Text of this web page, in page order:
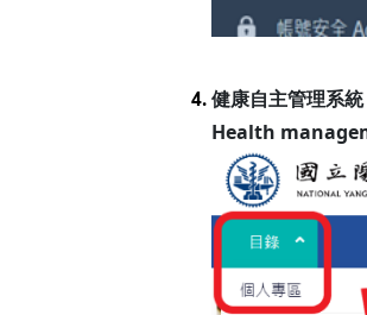
4. 健康自主管理系
Health